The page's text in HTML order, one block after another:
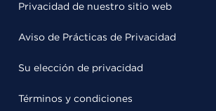
Privacidad de nuestro sitio web
Aviso de Prácticas de Privacidad
Su elección de privacidad
Términos y condiciones